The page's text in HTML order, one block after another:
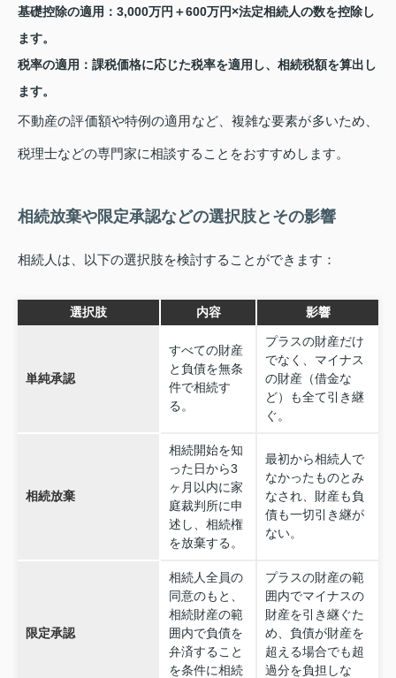
基礎控除の適用：3,000万円＋600万円×法定相続人の数を控除し
ます。
税率の適用：課税価格に応じた税率を適用し、相続税額を算出し
ます。
不動産の評価額や特例の適用など、複雑な要素が多いため、
税理士などの専門家に相談することをおすすめします。
相続放棄や限定承認などの選択肢とその影響
相続人は、以下の選択肢を検討することができます：
選択肢 内容 影響
単純承認
すべての財産
と負債を無条
件で相続す
る。
プラスの財産だけ
でなく、マイナス
の財産（借金な
ど）も全て引き継
ぐ。
相続放棄
相続開始を知
った日から3
ヶ月以内に家
庭裁判所に申
述し、相続権
を放棄する。
最初から相続人で
なかったものとみ
なされ、財産も負
債も一切引き継が
ない。
限定承認
相続人全員の
同意のもと、
相続財産の範
囲内で負債を
弁済すること
を条件に相続
プラスの財産の範
囲内でマイナスの
財産を引き継ぐた
め、負債が財産を
超える場合でも超
過分を負担しな